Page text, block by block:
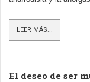
LEER MÁS...
El deseo de ser